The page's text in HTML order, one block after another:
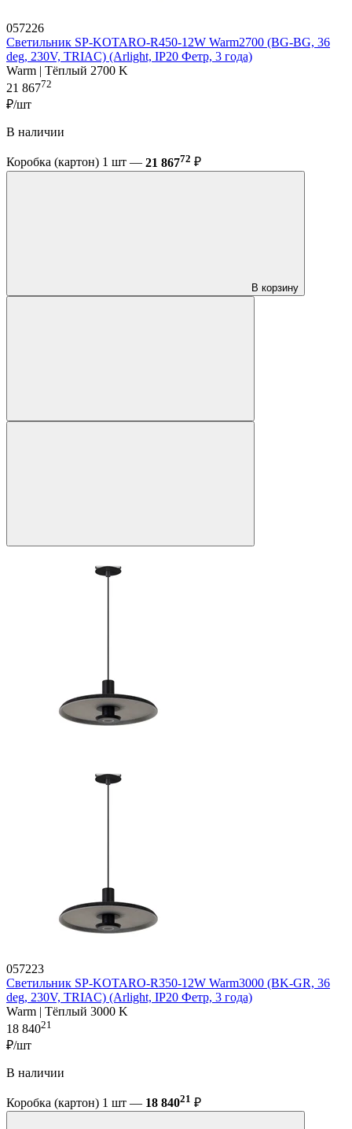
057226
Светильник SP-KOTARO-R450-12W Warm2700 (BG-BG, 36
deg, 230V, TRIAC) (Arlight, IP20 Фетр, 3 года)
Warm | Тёплый 2700 K
21 86772
₽/шт
В наличии
Коробка (картон) 1 шт — 21 86772 ₽
В корзину
057223
Светильник SP-KOTARO-R350-12W Warm3000 (BK-GR, 36
deg, 230V, TRIAC) (Arlight, IP20 Фетр, 3 года)
Warm | Тёплый 3000 K
18 84021
₽/шт
В наличии
Коробка (картон) 1 шт — 18 84021 ₽